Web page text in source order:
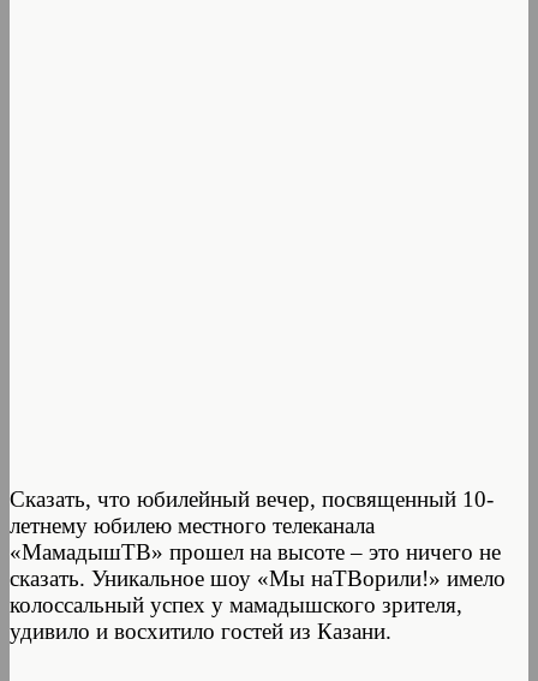
Сказать, что юбилейный вечер, посвященный 10-
летнему юбилею местного телеканала
«МамадышТВ» прошел на высоте – это ничего не
сказать. Уникальное шоу «Мы наТВорили!» имело
колоссальный успех у мамадышского зрителя,
удивило и восхитило гостей из Казани.